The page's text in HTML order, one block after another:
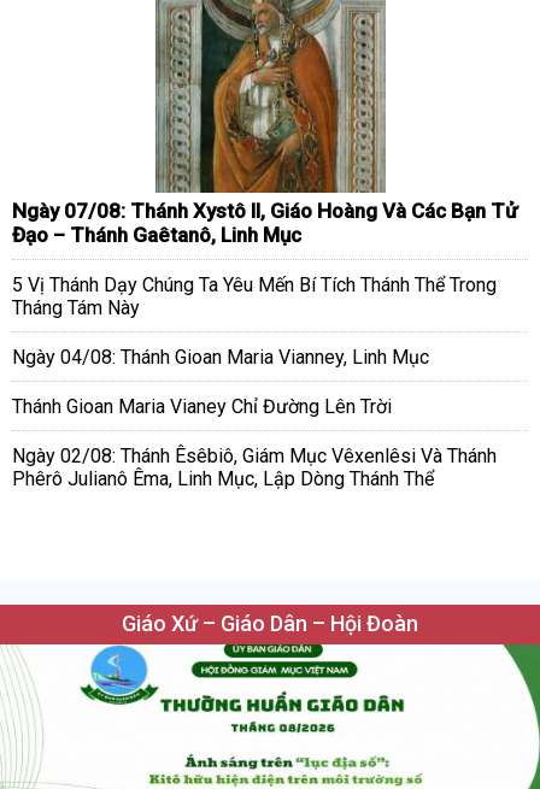
Ngày 07/08: Thánh Xystô II, Giáo Hoàng Và Các Bạn Tử
Đạo – Thánh Gaêtanô, Linh Mục
5 Vị Thánh Dạy Chúng Ta Yêu Mến Bí Tích Thánh Thể Trong
Tháng Tám Này
Ngày 04/08: Thánh Gioan Maria Vianney, Linh Mục
Thánh Gioan Maria Vianey Chỉ Đường Lên Trời
Ngày 02/08: Thánh Êsêbiô, Giám Mục Vêxenlêsi Và Thánh
Phêrô Julianô Êma, Linh Mục, Lập Dòng Thánh Thể
Giáo Xứ – Giáo Dân – Hội Đoàn